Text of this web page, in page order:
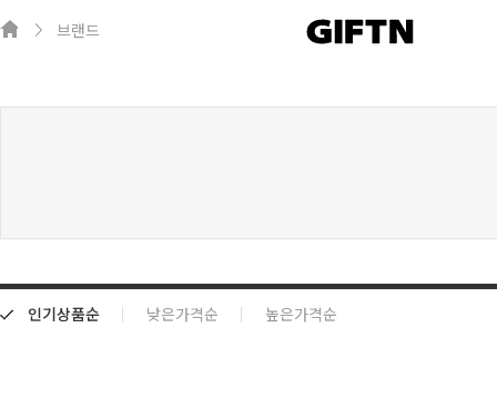
브랜드
인기상품순 낮은가격순 높은가격순